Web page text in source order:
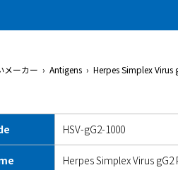
メーカー › Antigens › Herpes Simplex Virus
HSV-gG2-1000
Herpes Simplex Virus gG2